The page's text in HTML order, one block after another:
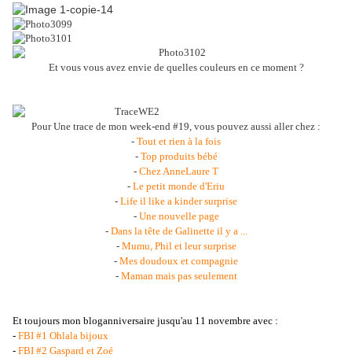
Et vous vous avez envie de quelles couleurs en ce moment ?
Pour Une trace de mon week-end #19, vous pouvez aussi aller chez :
- Tout et rien à la fois
- Top produits bébé
- Chez AnneLaure T
- Le petit monde d'Eriu
- Life il like a kinder surprise
- Une nouvelle page
- Dans la tête de Galinette il y a ...
- Mumu, Phil et leur surprise
- Mes doudoux et compagnie
- Maman mais pas seulement
Et toujours mon bloganniversaire jusqu'au 11 novembre avec :
- FBI #1 Ohlala bijoux
- FBI #2 Gaspard et Zoé